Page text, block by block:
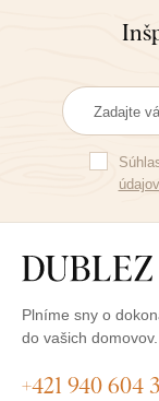
údajov
Plníme sny o
do vašich
+421 940 604